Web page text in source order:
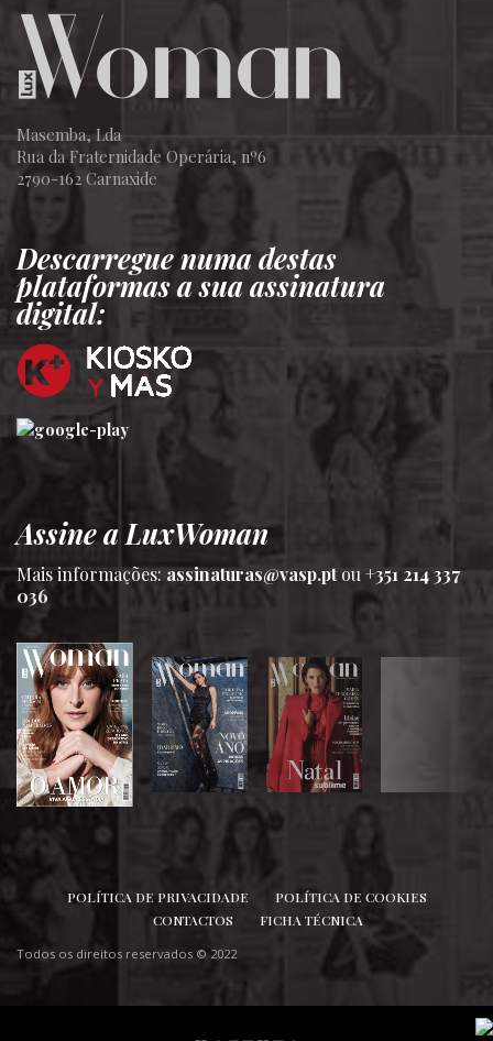
SIGA-NOS
Masemba, Lda
Rua da Fraternidade Operária, nº6
2790-162 Carnaxide
Descarregue numa destas
plataformas a sua assinatura
digital:
Assine a LuxWoman
Mais informações:assinaturas@vasp.ptou +351 214 337
036
POLÍTICA DE PRIVACIDADE
POLÍTICA DE COOKIES
CONTACTOS
FICHA TÉCNICA
Todos os direitos reservados © 2022